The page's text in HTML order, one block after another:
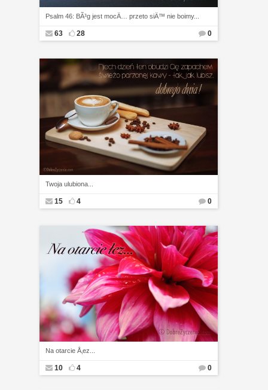
Psalm 46: BÃ³g jest mocÄ… przeto siÄ™ nie boimy...
63 28 0
Twoja ulubiona...
15 4 0
Na otarcie Å‚ez...
10 4 0